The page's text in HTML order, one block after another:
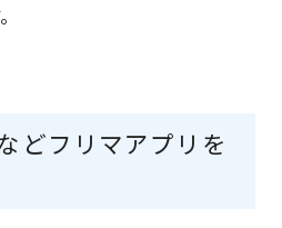
どフリマアプリを